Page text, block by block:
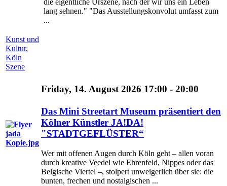
die eigentliche Urszene, nach der wir uns ein Leben
lang sehnen." "Das Ausstellungskonvolut umfasst zum
...
Kunst und
Kultur,
Köln
Szene
Friday, 14. August 2026 17:00 - 20:00
Das Mini Streetart Museum präsentiert den
Kölner Künstler JA!DA!
"STADTGEFLÜSTER“
Wer mit offenen Augen durch Köln geht – allen voran
durch kreative Veedel wie Ehrenfeld, Nippes oder das
Belgische Viertel –, stolpert unweigerlich über sie: die
bunten, frechen und nostalgischen ...